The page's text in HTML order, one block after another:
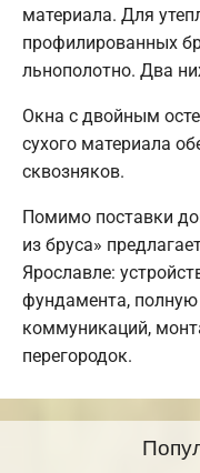
материала. Для
профилированных
льнополотно. Два
Окна с двойным
сухого материала
сквозняков.
Помимо поставки
из бруса»
Ярославле:
фундамента,
коммуникаций,
перегородок.